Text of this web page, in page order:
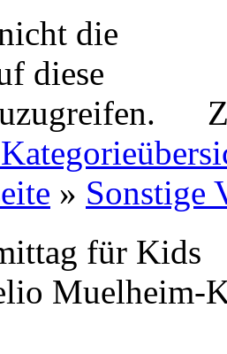
» Sonstige
für Kids
Muelheim-